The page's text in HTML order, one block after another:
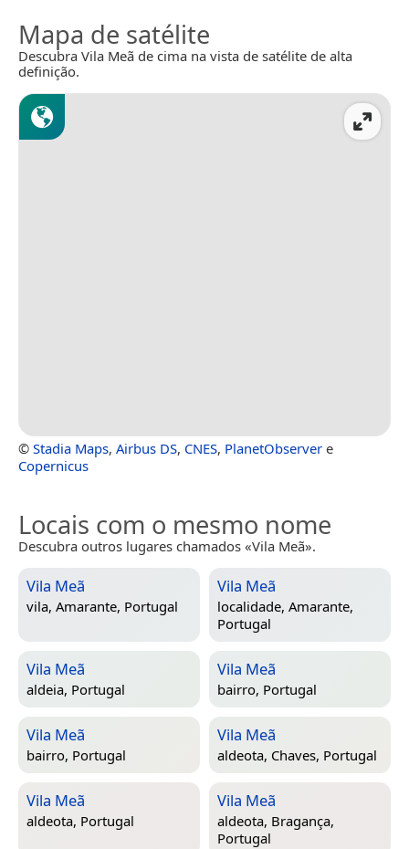
Mapa de satélite
Descubra Vila Meã de cima na vista de satélite de alta
definição.
© Stadia Maps, Airbus DS, CNES, PlanetObserver e
Copernicus
Locais com o mesmo nome
Descubra outros lugares chamados «Vila Meã».
Vila Meã
vila, Amarante, Portugal
Vila Meã
localidade, Amarante,
Portugal
Vila Meã
aldeia, Portugal
Vila Meã
bairro, Portugal
Vila Meã
bairro, Portugal
Vila Meã
aldeota, Chaves, Portugal
Vila Meã
aldeota, Portugal
Vila Meã
aldeota, Bragança,
Portugal